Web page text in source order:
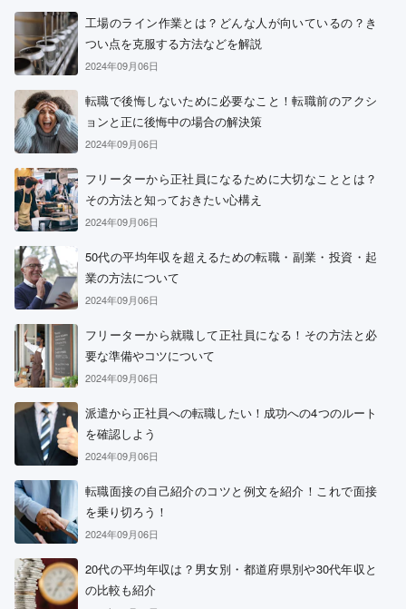
工場のライン作業とは？どんな人が向いているの？き
つい点を克服する方法などを解説
2024年09月06日
転職で後悔しないために必要なこと！転職前のアクシ
ョンと正に後悔中の場合の解決策
2024年09月06日
フリーターから正社員になるために大切なこととは？
その方法と知っておきたい心構え
2024年09月06日
50代の平均年収を超えるための転職・副業・投資・起
業の方法について
2024年09月06日
フリーターから就職して正社員になる！その方法と必
要な準備やコツについて
2024年09月06日
派遣から正社員への転職したい！成功への4つのルート
を確認しよう
2024年09月06日
転職面接の自己紹介のコツと例文を紹介！これで面接
を乗り切ろう！
2024年09月06日
20代の平均年収は？男女別・都道府県別や30代年収と
の比較も紹介